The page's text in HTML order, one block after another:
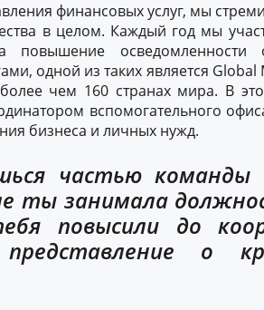
финансовых услуг, мы
в целом. Каждый год мы
повышение осведомленности
одной из таких является
чем 160 странах мира. В
вспомогательного
бизнеса и личных нужд.
частью команды
ты занимала
повысили до
о